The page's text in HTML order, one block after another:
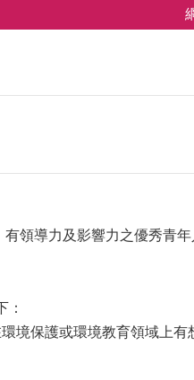
領導力及影響力之優秀青
：
境保護或環境教育領域上